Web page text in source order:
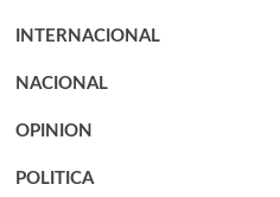
INTERNACIONAL
NACIONAL
OPINION
POLITICA